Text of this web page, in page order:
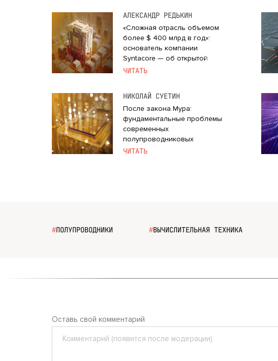
АЛЕКСАНДР РЕДЬКИН
«Сложная отрасль объемом
более $ 400 млрд в год»:
основатель компании
Syntacore — об открытой
архитектуре полупроводников
ЧИТАТЬ
НИКОЛАЙ СУЕТИН
После закона Мура:
фундаментальные проблемы
современных
полупроводниковых
технологий
ЧИТАТЬ
#ПОЛУПРОВОДНИКИ #ВЫЧИСЛИТЕЛЬНАЯ ТЕХНИКА
Оставь свой комментарий